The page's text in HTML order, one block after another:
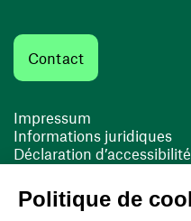
Contact
Impressum
Informations juridiques
Déclaration d’accessibilité
Cookies